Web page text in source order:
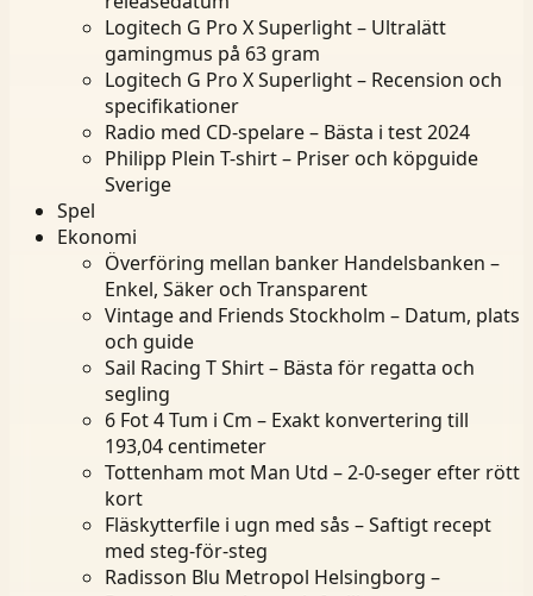
Logitech G Pro X Superlight – Ultralätt
gamingmus på 63 gram
Logitech G Pro X Superlight – Recension och
specifikationer
Radio med CD-spelare – Bästa i test 2024
Philipp Plein T-shirt – Priser och köpguide
Sverige
Spel
Ekonomi
Överföring mellan banker Handelsbanken –
Enkel, Säker och Transparent
Vintage and Friends Stockholm – Datum, plats
och guide
Sail Racing T Shirt – Bästa för regatta och
segling
6 Fot 4 Tum i Cm – Exakt konvertering till
193,04 centimeter
Tottenham mot Man Utd – 2-0-seger efter rött
kort
Fläskytterfile i ugn med sås – Saftigt recept
med steg-för-steg
Radisson Blu Metropol Helsingborg –